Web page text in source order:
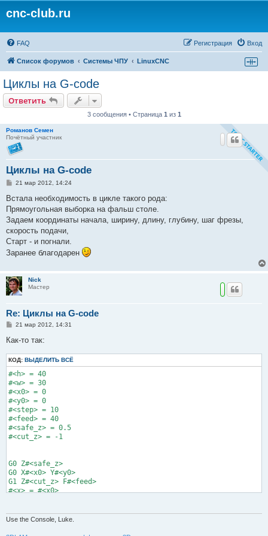
cnc-club.ru
FAQ Вход
Регистрация
Список форумов Системы ЧПУ LinuxCNC
Циклы на G-code
Ответить
3 сообщения • Страница 1 из 1
Романов Семен
Почётный участник
Циклы на G-code
С
о
щ
е
н
и
е
21 мар 2012, 14:24
Встала необходимость в цикле такого рода:
Прямоугольная выборка на фальш столе.
Задаем координаты начала, ширину, длину, глубину, шаг фрезы,
скорость подачи,
Старт - и погнали.
Заранее благодарен
Nick
Мастер
Re: Циклы на G-code
С
о
щ
е
н
и
е
21 мар 2012, 14:31
Как-то так:
КОД: ВЫДЕЛИТЬ ВСЁ
#<h> = 40
#<w> = 30
#<x0> = 0
#<y0> = 0
#<step> = 10
#<feed> = 40
#<safe_z> = 0.5
#<cut_z> = -1
G0 Z#<safe_z>
G0 X#<x0> Y#<y0>
G1 Z#<cut_z> F#<feed>
#<x> = #<x0>
	o102 if [#<i> MOD 2 EQ 0]
Use the Console, Luke.